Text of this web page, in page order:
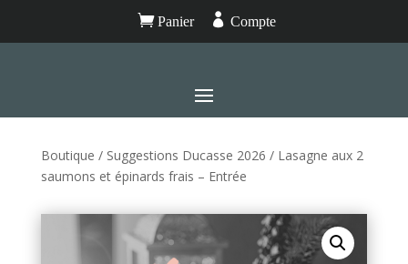
Panier  Compte
Boutique / Suggestions Ducasse 2026 / Lasagne aux 2
saumons et épinards frais – Entrée